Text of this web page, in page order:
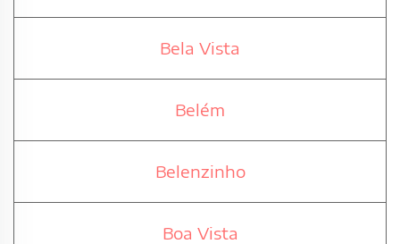
Bela Vista
Belém
Belenzinho
Boa Vista